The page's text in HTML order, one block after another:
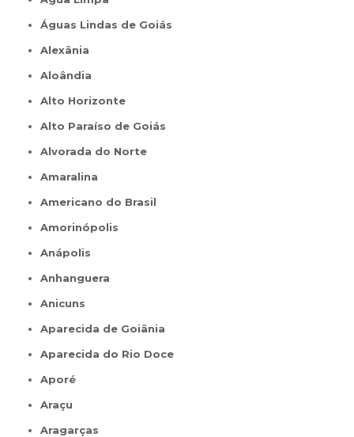
Águas Lindas de Goiás
Alexânia
Aloândia
Alto Horizonte
Alto Paraíso de Goiás
Alvorada do Norte
Amaralina
Americano do Brasil
Amorinópolis
Anápolis
Anhanguera
Anicuns
Aparecida de Goiânia
Aparecida do Rio Doce
Aporé
Araçu
Aragarças